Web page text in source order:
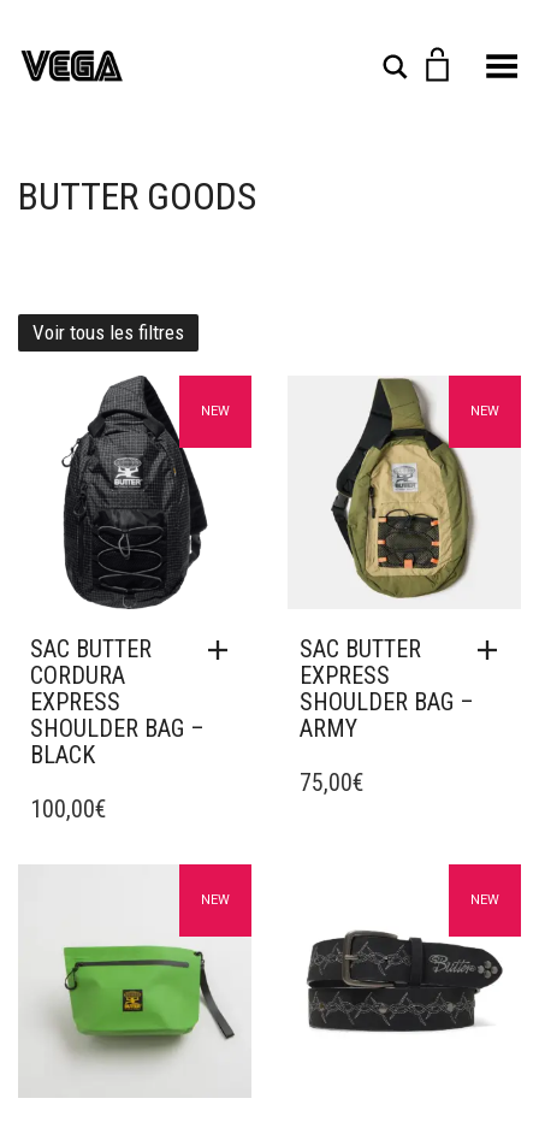
Rechercher
Toggle Menu
BUTTER GOODS
Voir tous les filtres
Ajouter à mes favorisNEW
SAC BUTTER
CORDURA
EXPRESS
SHOULDER BAG –
BLACK
100,00€
Ajouter à mes favorisNEW
SAC BUTTER
EXPRESS
SHOULDER BAG –
ARMY
75,00€
Ajouter à mes favorisNEW Ajouter à mes favorisNEW